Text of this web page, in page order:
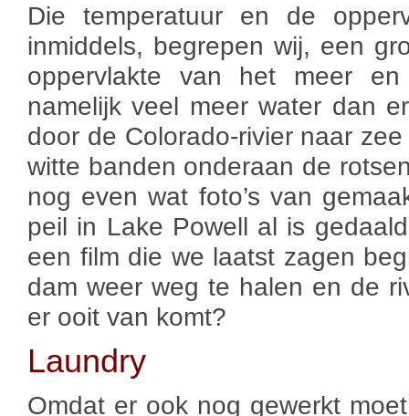
Die temperatuur en de
inmiddels, begrepen wij, een
oppervlakte van het meer
namelijk veel meer water dan
door de Colorado-rivier naar
witte banden onderaan de
nog even wat foto’s van
peil in Lake Powell al is
een film die we laatst zagen
dam weer weg te halen en de
er ooit van komt?
Laundry
Omdat er ook nog gewerkt